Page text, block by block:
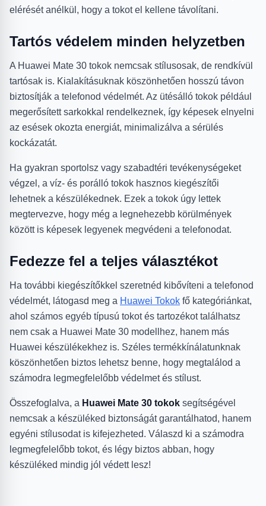
elérését anélkül, hogy a tokot el kellene távolítani.
Tartós védelem minden helyzetben
A Huawei Mate 30 tokok nemcsak stílusosak, de rendkívül
tartósak is. Kialakításuknak köszönhetően hosszú távon
biztosítják a telefonod védelmét. Az ütésálló tokok például
megerősített sarkokkal rendelkeznek, így képesek elnyelni
az esések okozta energiát, minimalizálva a sérülés
kockázatát.
Ha gyakran sportolsz vagy szabadtéri tevékenységeket
végzel, a víz- és porálló tokok hasznos kiegészítői
lehetnek a készülékednek. Ezek a tokok úgy lettek
megtervezve, hogy még a legnehezebb körülmények
között is képesek legyenek megvédeni a telefonodat.
Fedezze fel a teljes választékot
Ha további kiegészítőkkel szeretnéd kibővíteni a telefonod
védelmét, látogasd meg a Huawei Tokok fő kategóriánkat,
ahol számos egyéb típusú tokot és tartozékot találhatsz
nem csak a Huawei Mate 30 modellhez, hanem más
Huawei készülékekhez is. Széles termékkínálatunknak
köszönhetően biztos lehetsz benne, hogy megtalálod a
számodra legmegfelelőbb védelmet és stílust.
Összefoglalva, a Huawei Mate 30 tokok segítségével
nemcsak a készüléked biztonságát garantálhatod, hanem
egyéni stílusodat is kifejezheted. Válaszd ki a számodra
legmegfelelőbb tokot, és légy biztos abban, hogy
készüléked mindig jól védett lesz!